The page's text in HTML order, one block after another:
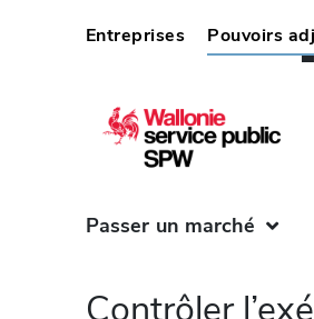
Entreprises Pouvoirs
Passer un marché